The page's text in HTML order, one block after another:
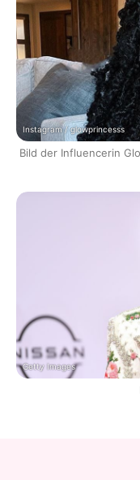
Instagram / glowprincesss
Bild der Influencerin
Getty Images